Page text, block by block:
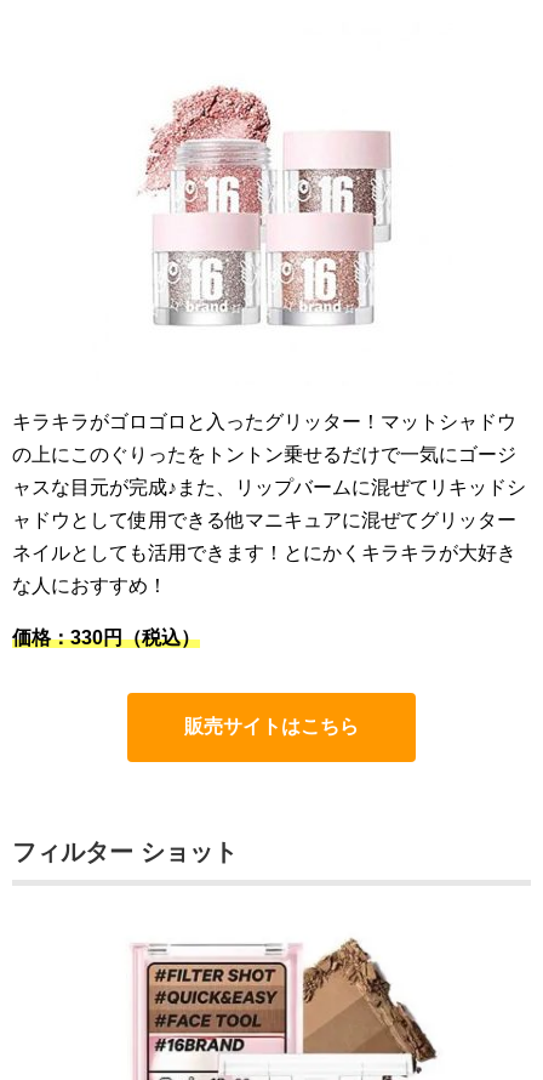
キラキラがゴロゴロと入ったグリッター！マットシャドウ
の上にこのぐりったをトントン乗せるだけで一気にゴージ
ャスな目元が完成♪また、リップバームに混ぜてリキッドシ
ャドウとして使用できる他マニキュアに混ぜてグリッター
ネイルとしても活用できます！とにかくキラキラが大好き
な人におすすめ！
価格：330円（税込）
販売サイトはこちら
フィルター ​ショット